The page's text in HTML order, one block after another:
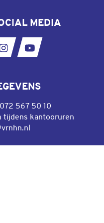
MEDIA
Facebookpagina
onze LinkedIn pagina
Ga naar onze
Ga naar ons
072 567 50 10
tijdens kantooruren